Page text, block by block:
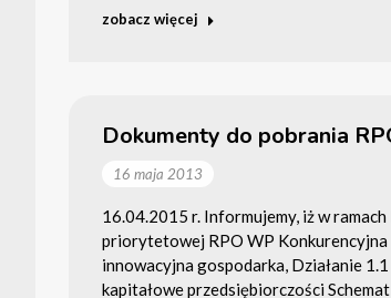
zobacz więcej
Dokumenty do pobrania
16 maja 2013
16.04.2015 r. Informujemy, iż w ramach
priorytetowej RPO WP Konkurencyjna
innowacyjna gospodarka, Działanie
kapitałowe przedsiębiorczości